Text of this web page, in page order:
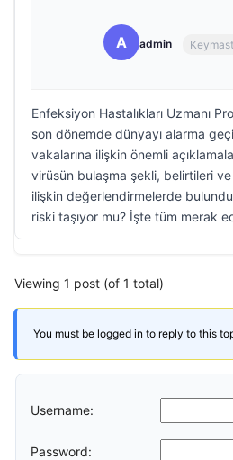
A admin
Enfeksiyon Hastalıkları Uzmanı
son dönemde dünyayı alarma
vakalarına ilişkin önemli
virüsün bulaşma şekli, belirtileri
ilişkin değerlendirmelerde
riski taşıyor mu? İşte tüm merak
Viewing 1 post (of 1 total)
You must be logged in to reply to this
Username:
Password: